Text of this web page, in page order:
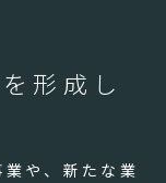
形成し
や、新たな業